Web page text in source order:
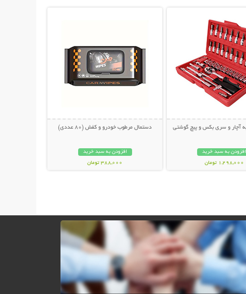
افزودن به سبد خرید
1,298,000 تومان
دستمال مرطوب خودرو و کفش (80 عددی)
افزودن به سبد خرید
388,000 تومان